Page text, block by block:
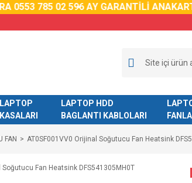
0553 785 02 596 AY GARANTİLİ ANAKART
LAPTOP
KASALARI
LAPTOP HDD
BAGLANTI KABLOLARI
FAN AT0SF001VV0 Orijinal Soğutucu Fan Heatsink